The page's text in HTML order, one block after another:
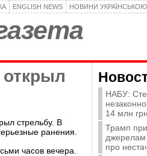
ENGLISH NEWS НОВИНИ УКРАЇНСЬКОЮ
стрельбу. В
ранения.
часов вечера.
НАБУ:
14 млн грн
Трамп
джерелам
про